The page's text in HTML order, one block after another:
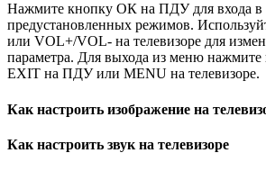
Нажмите кнопку ОК на ПДУ для входа
предустановленных режимов.
или VOL+/VOL- на телевизоре для
параметра. Для выхода из меню
EXIT на ПДУ или MENU на телевизоре.
Как настроить изображение на
Как настроить звук на телевизоре